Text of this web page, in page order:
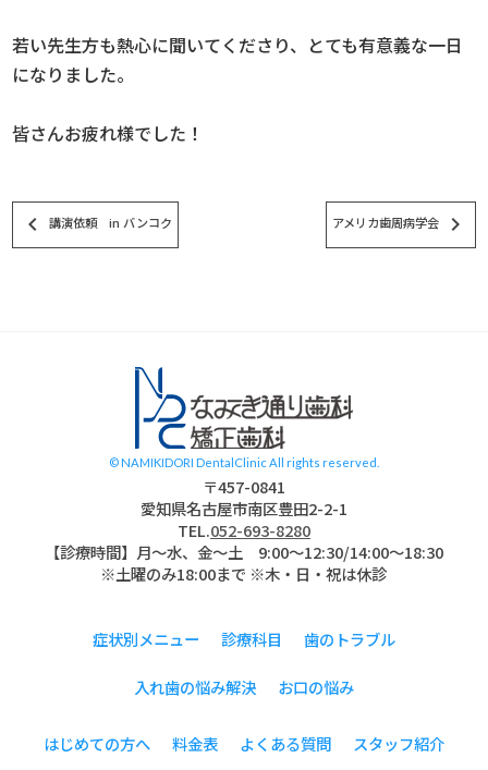
若い先生方も熱心に聞いてくださり、とても有意義な一日
になりました。
皆さんお疲れ様でした！
keyboard_arrow_left 講演依頼 in バンコク アメリカ歯周病学会 keyboard_arrow_right
© NAMIKIDORI DentalClinic All rights reserved.
〒457-0841
愛知県名古屋市南区豊田2-2-1
TEL.052-693-8280
【診療時間】月〜水、金～土 9:00〜12:30/14:00～18:30
※土曜のみ18:00まで ※木・日・祝は休診
症状別メニュー 診療科目 歯のトラブル
入れ歯の悩み解決 お口の悩み
はじめての方へ 料金表 よくある質問 スタッフ紹介